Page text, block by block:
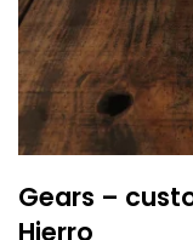
Gears –
Hierro